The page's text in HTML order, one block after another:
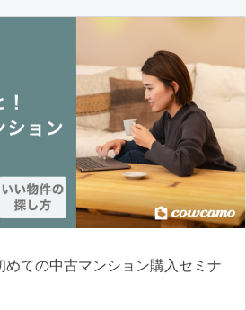
めての中古マンション購入セミナ